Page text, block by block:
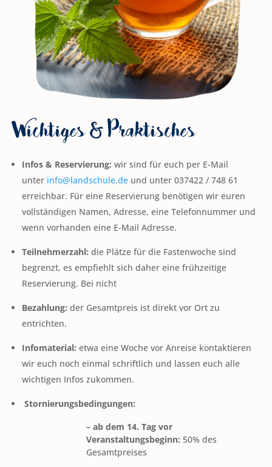
Wichtiges & Praktisches
Infos & Reservierung:wir sind für euch per E-Mail
unter info@landschule.de und unter 037422 / 748 61
erreichbar. Für eine Reservierung benötigen wir euren
vollständigen Namen, Adresse, eine Telefonnummer und
wenn vorhanden eine E-Mail Adresse.
Teilnehmerzahl: die Plätze für die Fastenwoche sind
begrenzt, es empfiehlt sich daher eine frühzeitige
Reservierung. Bei nicht
Bezahlung: der Gesamtpreis ist direkt vor Ort zu
entrichten.
Infomaterial:etwa eine Woche vor Anreise kontaktieren
wir euch noch einmal schriftlich und lassen euch alle
wichtigen Infos zukommen.
Stornierungsbedingungen:
– ab dem 14. Tag vor
Veranstaltungsbeginn: 50% des
Gesamtpreises